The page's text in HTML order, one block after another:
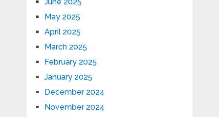
June 2025
May 2025
April 2025
March 2025
February 2025
January 2025
December 2024
November 2024